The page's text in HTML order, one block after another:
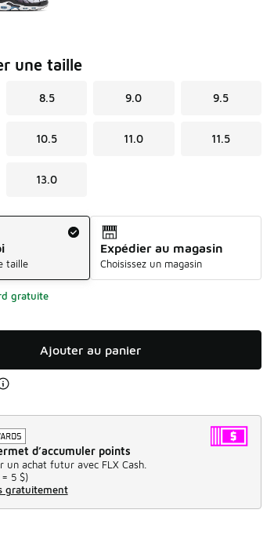
une taille
8.5 9.0 9.5
10.5 11.0 11.5
13.0
taille
Expédier au magasin
Choisissez un magasin
gratuite
Ajouter au panier
d’accumuler points
un achat futur avec FLX Cash.
5 $)
gratuitement